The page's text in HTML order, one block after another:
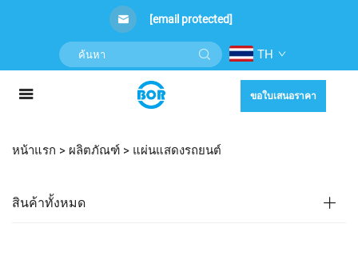
[email protected]
TH
ขอใบเสนอราคา
หน้าแรก > ผลิตภัณฑ์ > แผ่นแสดงรถยนต์
สินค้าทั้งหมด